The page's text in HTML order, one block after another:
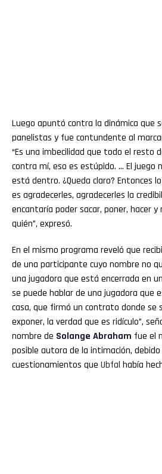
Luego apuntó contra la dinámica que
panelistas y fue contundente al
“Es una imbecilidad que todo el resto
contra mí, eso es estúpido. … El juego
está dentro. ¿Queda claro? Entonces
es agradecerles, agradecerles la
encantaría poder sacar, poner, hacer
quién”, expresó.
En el mismo programa reveló que
de una participante cuyo nombre no
una jugadora que está encerrada en
se puede hablar de una jugadora que
casa, que firmó un contrato donde se
exponer, la verdad que es ridículo”,
nombre de Solange Abraham fue el
posible autora de la intimación,
cuestionamientos que Ubfal había